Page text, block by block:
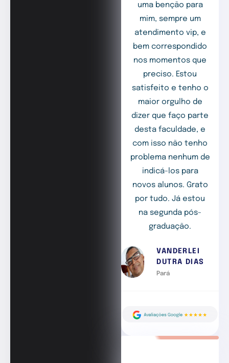
uma benção para
mim, sempre um
atendimento vip, e
bem correspondido
nos momentos que
preciso. Estou
satisfeito e tenho o
maior orgulho de
dizer que faço parte
desta faculdade, e
com isso não tenho
problema nenhum de
indicá-los para
novos alunos. Grato
por tudo. Já estou
na segunda pós-
graduação.
VANDERLEI
DUTRA DIAS
Pará